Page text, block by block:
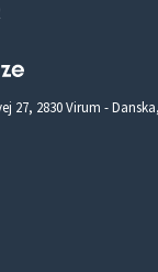
27, 2830 Virum -